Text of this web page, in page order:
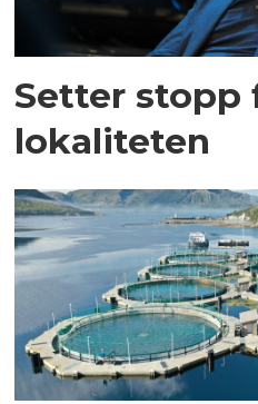
Setter stopp
lokaliteten